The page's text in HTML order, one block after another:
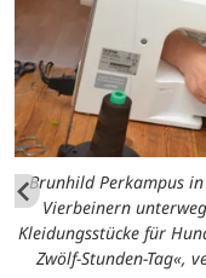
Brunhild Perkampus
Vierbeinern
Kleidungsstücke für
Zwölf-Stunden-Tag«,